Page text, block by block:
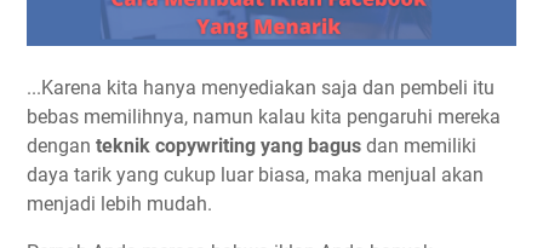
...Karena kita hanya menyediakan saja dan pembeli itu
bebas memilihnya, namun kalau kita pengaruhi mereka
dengan teknik copywriting yang bagus dan memiliki
daya tarik yang cukup luar biasa, maka menjual akan
menjadi lebih mudah.